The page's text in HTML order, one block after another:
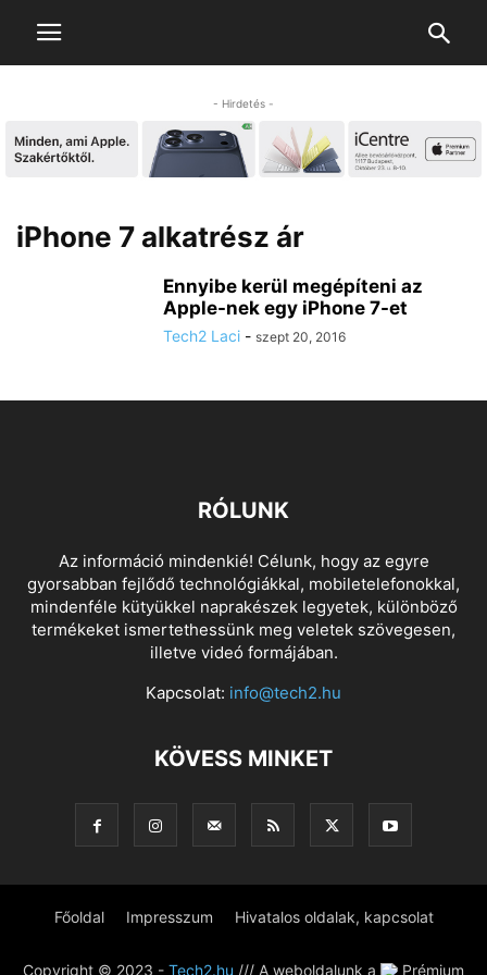
- Hirdetés -
iPhone 7 alkatrész ár
Ennyibe kerül megépíteni az
Apple-nek egy iPhone 7-et
Tech2 Laci - szept 20, 2016
RÓLUNK
Az információ mindenkié! Célunk, hogy az egyre
gyorsabban fejlődő technológiákkal, mobiletelefonokkal,
mindenféle kütyükkel naprakészek legyetek, különböző
termékeket ismertethessünk meg veletek szövegesen,
illetve videó formájában.
Kapcsolat: info@tech2.hu
KÖVESS MINKET
Főoldal Impresszum Hivatalos oldalak, kapcsolat
Copyright © 2023 - Tech2.hu /// A weboldalunk a Prémium